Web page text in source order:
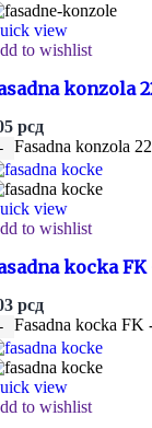
view
to wishlist
konzola
рсд
Fasadna konzola
view
to wishlist
kocka
рсд
Fasadna kocka FK
view
to wishlist